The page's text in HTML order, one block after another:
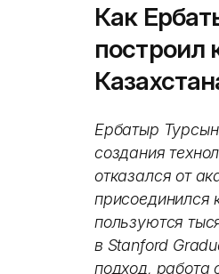
Как
построил
Ербатыр
создания
отказался от
присоединился
пользуются
в Stanford
подход, работа